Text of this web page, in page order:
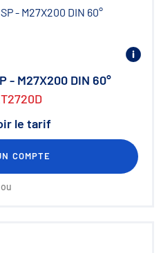
- M27X200 DIN 60°
le tarif
COMPTE
ou